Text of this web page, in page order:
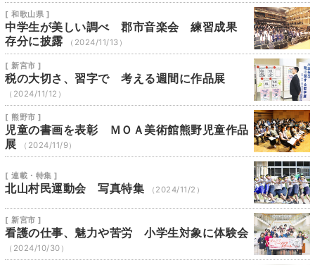
[ 和歌山県 ]
中学生が美しい調べ 郡市音楽会 練習成果
存分に披露
（2024/11/13）
[ 新宮市 ]
税の大切さ、習字で 考える週間に作品展
（2024/11/12）
[ 熊野市 ]
児童の書画を表彰 ＭＯＡ美術館熊野児童作品
展
（2024/11/9）
[ 連載・特集 ]
北山村民運動会 写真特集 （2024/11/2）
[ 新宮市 ]
看護の仕事、魅力や苦労 小学生対象に体験会
（2024/10/30）